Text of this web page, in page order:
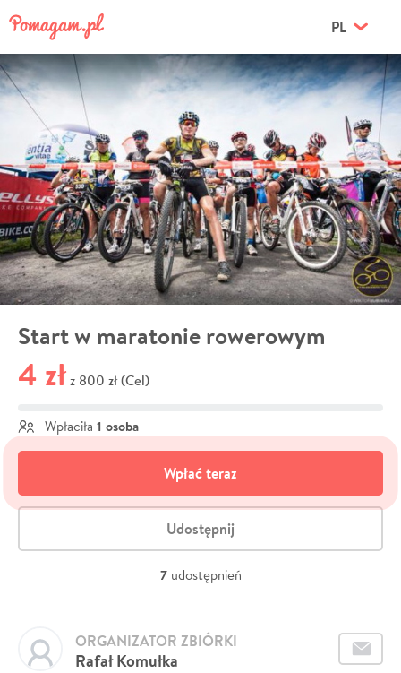
PL
Start w maratonie rowerowym
4 zł z 800 zł (Cel)
Wpłaciła 1 osoba
Wpłać teraz
Udostępnij
7 udostępnień
Rafał Komułka
ORGANIZATOR ZBIÓRKI